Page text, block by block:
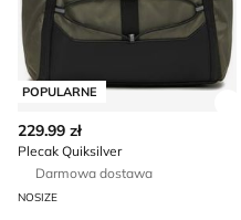
POPULARNE
229.99 zł
Plecak Quiksilver
Darmowa dostawa
NOSIZE